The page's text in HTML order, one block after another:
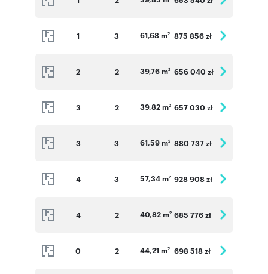
1 3 61,68 m2 875 856 zł
2 2 39,76 m2 656 040 zł
3 2 39,82 m2 657 030 zł
3 3 61,59 m2 880 737 zł
4 3 57,34 m2 928 908 zł
4 2 40,82 m2 685 776 zł
0 2 44,21 m2 698 518 zł